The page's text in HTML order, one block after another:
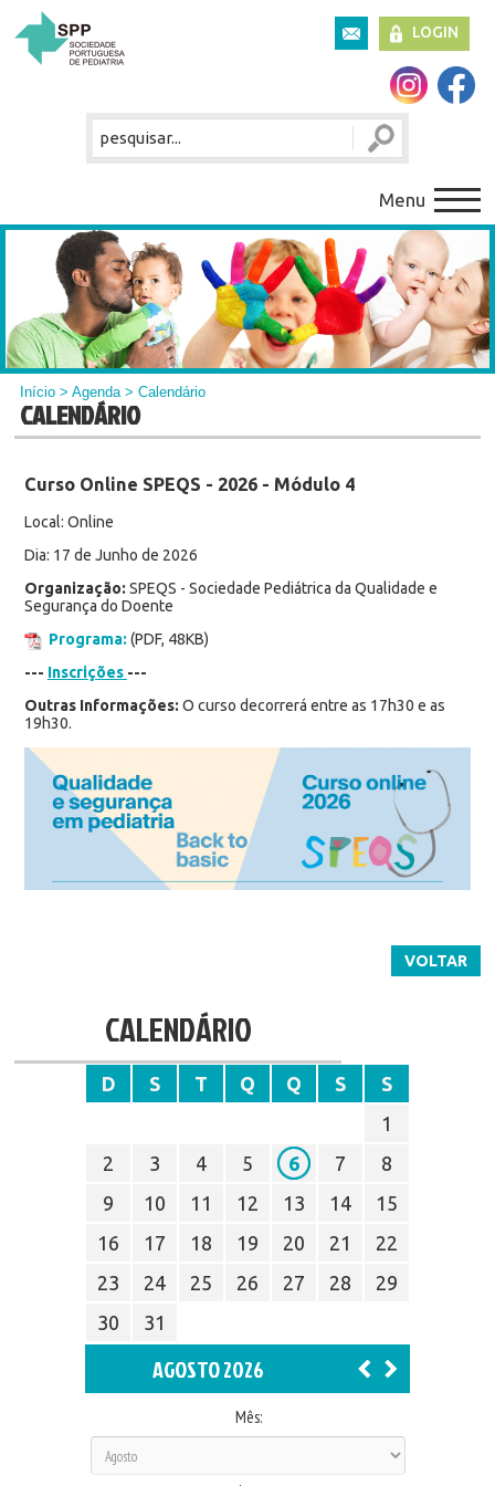
LOGIN
Menu
Início >Agenda> Calendário
CALENDÁRIO
Curso Online SPEQS - 2026 - Módulo 4
Local: Online
Dia: 17 de Junho de 2026
Organização: SPEQS - Sociedade Pediátrica da Qualidade e
Segurança do Doente
Programa: (PDF, 48KB)
--- Inscrições ---
Outras Informações: O curso decorrerá entre as 17h30 e as
19h30.
VOLTAR
CALENDÁRIO
D S T Q Q S
S
1
2
3 4 5 6 7
8
9
10 11 12 13 14
15
16
17 18 19 20 21
22
23
24 25 26 27 28
29
30
31
AGOSTO 2026
Mês: